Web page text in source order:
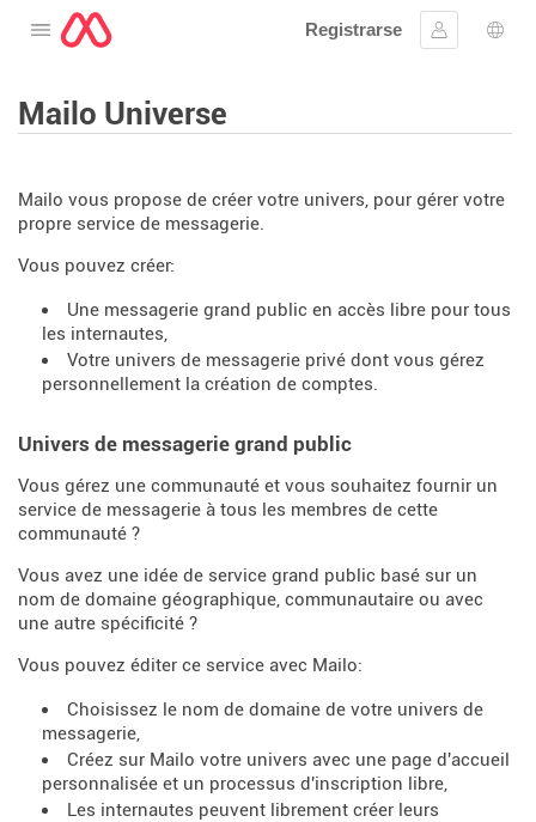
Abre el menú
Registrarse
Ingresar
Mailo Universe
Mailo vous propose de créer votre univers, pour gérer votre
propre service de messagerie.
Vous pouvez créer:
Une messagerie grand public en accès libre pour tous
les internautes,
Votre univers de messagerie privé dont vous gérez
personnellement la création de comptes.
Univers de messagerie grand public
Vous gérez une communauté et vous souhaitez fournir un
service de messagerie à tous les membres de cette
communauté ?
Vous avez une idée de service grand public basé sur un
nom de domaine géographique, communautaire ou avec
une autre spécificité ?
Vous pouvez éditer ce service avec Mailo:
Choisissez le nom de domaine de votre univers de
messagerie,
Créez sur Mailo votre univers avec une page d'accueil
personnalisée et un processus d'inscription libre,
Les internautes peuvent librement créer leurs